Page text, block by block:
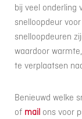
bij veel onderling
snelloopdeur
snelloopdeuren
waardoor
te verplaatsen
Benieuwd welke
of mail ons voor